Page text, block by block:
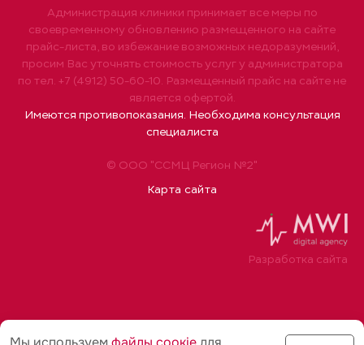
© ООО "ССМЦ Регион №2"
Карта сайта
Администрация клиники принимает все меры по
своевременному обновлению размещенного на сайте
прайс-листа, во избежание возможных недоразумений,
просим Вас уточнять стоимость услуг у администратора
по тел. +7 (4912) 50-60-10. Размещенный прайс на сайте не
является офертой.
Имеются противопоказания. Необходима консультация
специалиста
Разработка сайта